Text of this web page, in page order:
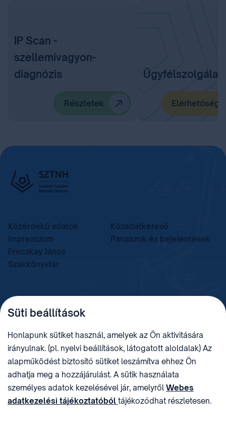
IP Scan -
szellemivagyon-
diagnózis
Részletek
Ügyfélszolgálat
Közérdekű adatok
Közadatkereső
Impresszum
Panaszok és bejelentések
Frecskay János
Szakkönyvtár
TELEFON
+36 (1) 312 4400
sztnh@hipo.gov.hu 15311746-2-42
CÍM
1081 Budapest II. János
Pál pápa tér 7.
HIVATAL RÖVID NEVE
SZTNHOPS, KRID:
174434905
KÖZÖSSÉGI MÉDIA
Süti beállítások
Honlapunk sütiket használ, amelyek az Ön aktivitására
irányulnak. (pl. nyelvi beállítások, látogatott aloldalak) Az
alapműködést biztosító sütiket leszámítva ehhez Ön
adhatja meg a hozzájárulást. A sütik használata
személyes adatok kezelésével jár, amelyről Webes
adatkezelési tájékoztatóból tájékozódhat részletesen.